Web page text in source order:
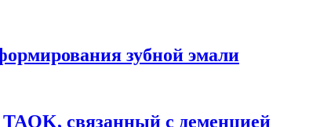
зубной эмали
связанный с деменцией